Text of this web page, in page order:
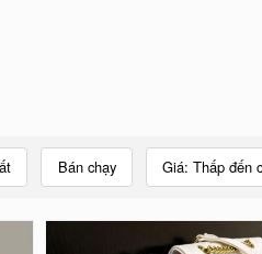
Bán chạy Giá: Thấp đến